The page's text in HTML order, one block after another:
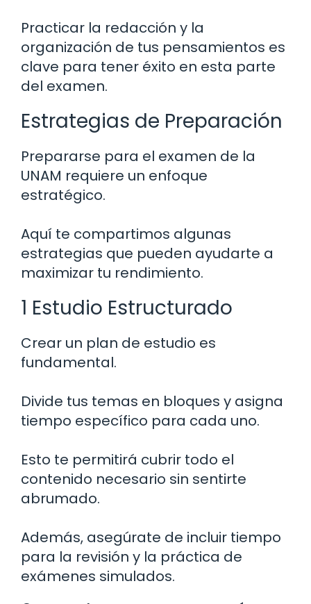
Practicar la redacción y la
organización de tus pensamientos es
clave para tener éxito en esta parte
del examen.
Estrategias de Preparación
Prepararse para el examen de la
UNAM requiere un enfoque
estratégico.
Aquí te compartimos algunas
estrategias que pueden ayudarte a
maximizar tu rendimiento.
1 Estudio Estructurado
Crear un plan de estudio es
fundamental.
Divide tus temas en bloques y asigna
tiempo específico para cada uno.
Esto te permitirá cubrir todo el
contenido necesario sin sentirte
abrumado.
Además, asegúrate de incluir tiempo
para la revisión y la práctica de
exámenes simulados.